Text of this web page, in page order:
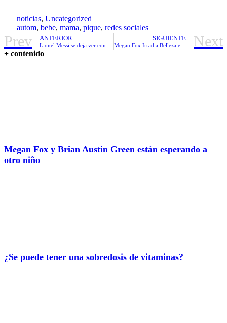
noticias, Uncategorized
autom, bebe, mama, pique, redes sociales
Prev ANTERIOR SIGUIENTE
Megan Fox Irradia Belleza en el rodaje “Las tortugas Ninjas” Next
+ contenido
Megan Fox y Brian Austin Green están esperando a
otro niño
¿Se puede tener una sobredosis de vitaminas?